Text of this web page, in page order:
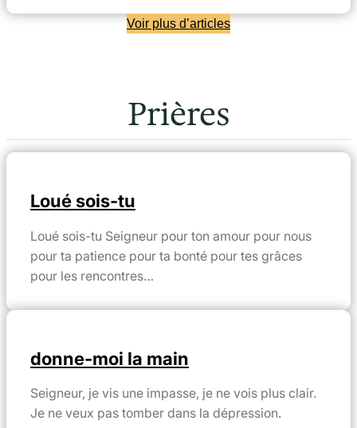
Voir plus d’articles
Prières
Loué sois-tu
Loué sois-tu Seigneur pour ton amour pour nous
pour ta patience pour ta bonté pour tes grâces
pour les rencontres…
donne-moi la main
Seigneur, je vis une impasse, je ne vois plus clair.
Je ne veux pas tomber dans la dépression.